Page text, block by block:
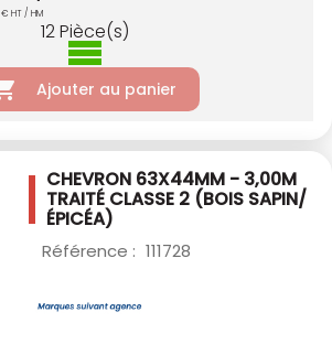
€ HT / HM
12Pièce(s)
Ajouter au panier
CHEVRON 63X44MM - 3,00M
TRAITÉ CLASSE 2 (BOIS SAPIN/
ÉPICÉA)
Référence : 111728